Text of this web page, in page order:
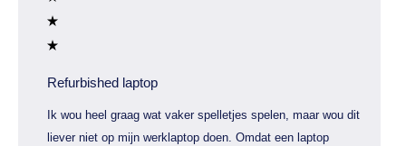
Refurbished laptop
Ik wou heel graag wat vaker spelletjes spelen, maar wou dit
liever niet op mijn werklaptop doen. Omdat een laptop